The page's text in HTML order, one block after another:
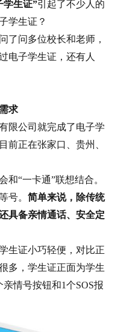
学生证”引起了不少人的
学生证？
了问多位校长和老师，
电子学生证，还有人
求
限公司就完成了电子学
前正在张家口、贵州、
和“一卡通”联想结合。
号。 简单来说，除传统
具备亲情通话、安全定
生证小巧轻便，对比正
多，学生证正面为学生
情号按钮和1个SOS报